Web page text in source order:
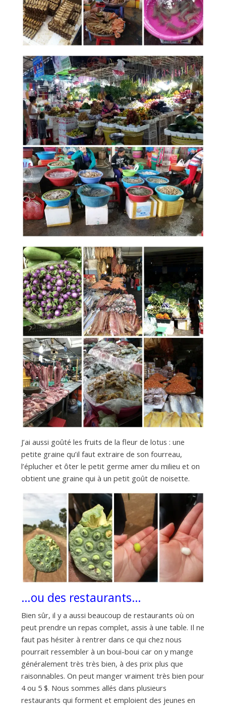
J’ai aussi goûté les fruits de la fleur de lotus : une
petite graine qu’il faut extraire de son fourreau,
l’éplucher et ôter le petit germe amer du milieu et on
obtient une graine qui à un petit goût de noisette.
…ou des restaurants…
Bien sûr, il y a aussi beaucoup de restaurants où on
peut prendre un repas complet, assis à une table. Il ne
faut pas hésiter à rentrer dans ce qui chez nous
pourrait ressembler à un boui-boui car on y mange
généralement très très bien, à des prix plus que
raisonnables. On peut manger vraiment très bien pour
4 ou 5 $. Nous sommes allés dans plusieurs
restaurants qui forment et emploient des jeunes en